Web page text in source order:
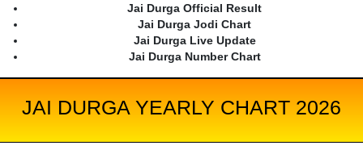
Jai Durga Official Result
Jai Durga Jodi Chart
Jai Durga Live Update
Jai Durga Number Chart
JAI DURGA YEARLY CHART 2026